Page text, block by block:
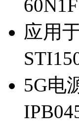
应用
5G电